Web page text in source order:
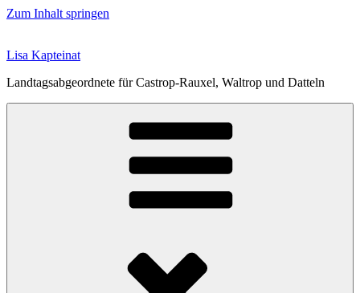
Zum Inhalt springen
Lisa Kapteinat
Landtagsabgeordnete für Castrop-Rauxel, Waltrop und Datteln